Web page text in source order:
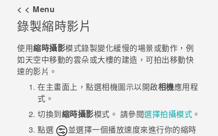
配件
優惠專區
焦點訊息
校園專案
企業採購
銷售門市
銷售通路
VIVELAND
< < Menu
錄製縮時影片
使用縮時攝影模式錄製變化緩慢的場景或動作，例
如天空中移動的雲朵或大樓的建造，可拍出移動快
速的影片。
在主畫面上，點選相機圖示以開啟相機應用程
式。
切換到縮時攝影模式。 請參閱選擇拍攝模式 。
點選
並選擇一個播放速度來進行你的縮時